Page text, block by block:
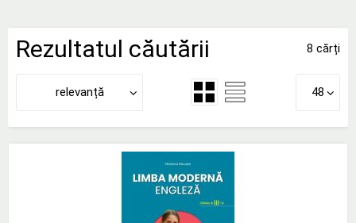
Rezultatul căutării 8 cărți
relevanță 48